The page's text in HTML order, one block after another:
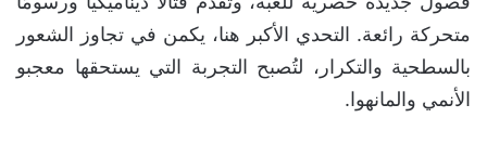
متحركة رائعة. التحدي الأكبر هنا، يكمن في تجاوز الشعور
بالسطحية والتكرار، لتُصبح التجربة التي يستحقها معجبو
الأنمي والمانهوا.